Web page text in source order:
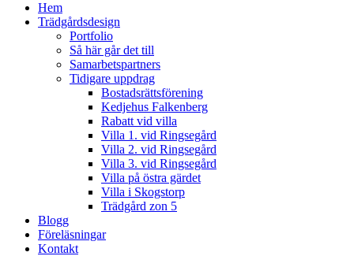
Hem
Trädgårdsdesign
Portfolio
Så här går det till
Samarbetspartners
Tidigare uppdrag
Bostadsrättsförening
Kedjehus Falkenberg
Rabatt vid villa
Villa 1. vid Ringsegård
Villa 2. vid Ringsegård
Villa 3. vid Ringsegård
Villa på östra gärdet
Villa i Skogstorp
Trädgård zon 5
Blogg
Föreläsningar
Kontakt